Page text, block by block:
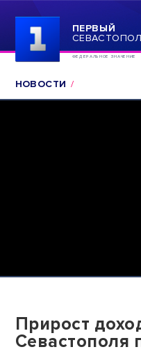
ПЕРВЫЙ
ФЕДЕРАЛЬНОЕ ЗНАЧЕНИЕ
НОВОСТИ
Прирост
Севастополя